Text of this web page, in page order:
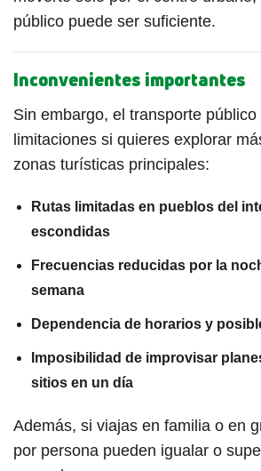
público puede ser suficiente.
Inconvenientes importantes
Sin embargo, el transporte
limitaciones si quieres explorar
zonas turísticas principales:
Rutas limitadas en pueblos del
escondidas
Frecuencias reducidas por la
semana
Dependencia de horarios y
Imposibilidad de improvisar
sitios en un día
Además, si viajas en familia o en
por persona pueden igualar o